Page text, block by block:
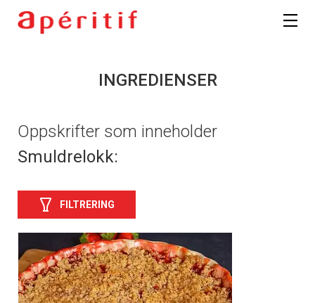
INGREDIENSER
Oppskrifter som inneholder
Smuldrelokk:
FILTRERING